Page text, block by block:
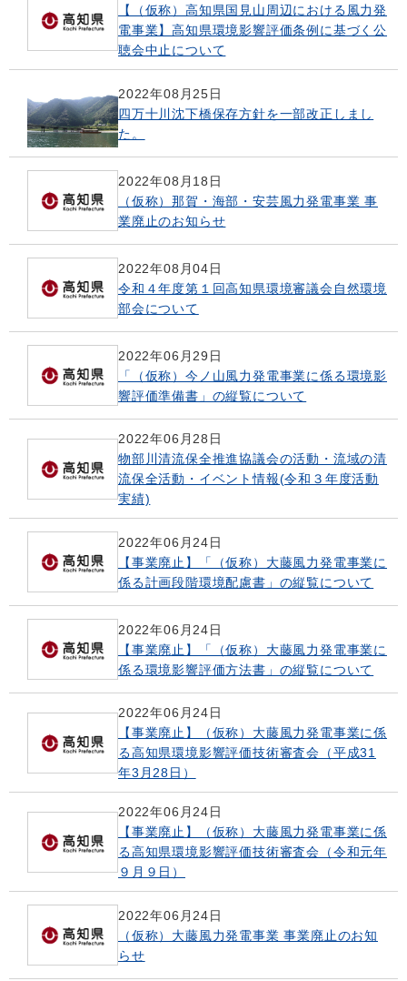
【（仮称）高知県国見山周辺における風力発
電事業】高知県環境影響評価条例に基づく公
聴会中止について
2022年08月25日
四万十川沈下橋保存方針を一部改正しまし
た。
2022年08月18日
（仮称）那賀・海部・安芸風力発電事業 事
業廃止のお知らせ
2022年08月04日
令和４年度第１回高知県環境審議会自然環境
部会について
2022年06月29日
「（仮称）今ノ山風力発電事業に係る環境影
響評価準備書」の縦覧について
2022年06月28日
物部川清流保全推進協議会の活動・流域の清
流保全活動・イベント情報(令和３年度活動
実績)
2022年06月24日
【事業廃止】「（仮称）大藤風力発電事業に
係る計画段階環境配慮書」の縦覧について
2022年06月24日
【事業廃止】「（仮称）大藤風力発電事業に
係る環境影響評価方法書」の縦覧について
2022年06月24日
【事業廃止】（仮称）大藤風力発電事業に係
る高知県環境影響評価技術審査会（平成31
年3月28日）
2022年06月24日
【事業廃止】（仮称）大藤風力発電事業に係
る高知県環境影響評価技術審査会（令和元年
９月９日）
2022年06月24日
（仮称）大藤風力発電事業 事業廃止のお知
らせ